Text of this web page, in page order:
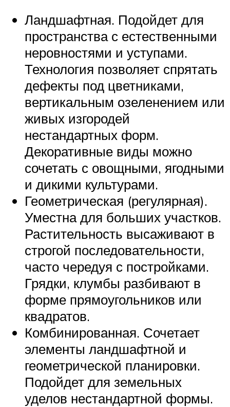
Ландшафтная. Подойдет для
пространства с естественными
неровностями и уступами.
Технология позволяет спрятать
дефекты под цветниками,
вертикальным озеленением или
живых изгородей
нестандартных форм.
Декоративные виды можно
сочетать с овощными, ягодными
и дикими культурами.
Геометрическая (регулярная).
Уместна для больших участков.
Растительность высаживают в
строгой последовательности,
часто чередуя с постройками.
Грядки, клумбы разбивают в
форме прямоугольников или
квадратов.
Комбинированная. Сочетает
элементы ландшафтной и
геометрической планировки.
Подойдет для земельных
уделов нестандартной формы.